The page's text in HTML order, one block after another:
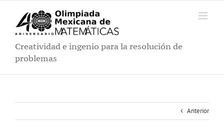
contenido
Creatividad e ingenio para la resolución de
problemas
Anterior